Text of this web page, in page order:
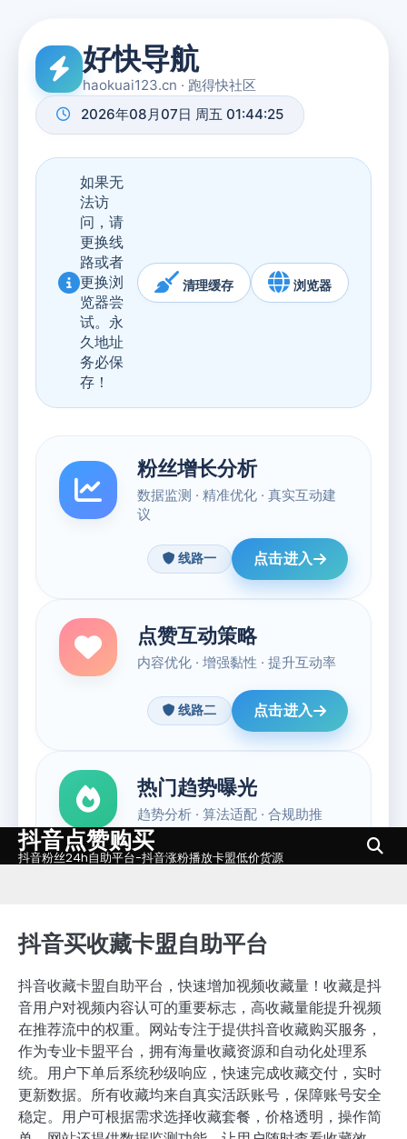
Skip抖音点赞购买
抖音粉丝24h自助平台-抖音涨粉播放卡盟低价货源
抖音买收藏卡盟自助平台
抖音收藏卡盟自助平台，快速增加视频收藏量！收藏是抖
音用户对视频内容认可的重要标志，高收藏量能提升视频
在推荐流中的权重。网站专注于提供抖音收藏购买服务，
作为专业卡盟平台，拥有海量收藏资源和自动化处理系
统。用户下单后系统秒级响应，快速完成收藏交付，实时
更新数据。所有收藏均来自真实活跃账号，保障账号安全
稳定。用户可根据需求选择收藏套餐，价格透明，操作简